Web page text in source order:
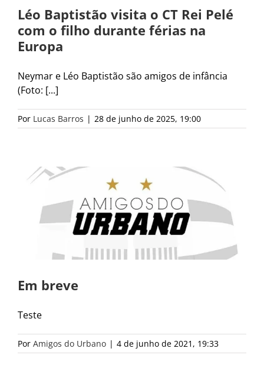
Léo Baptistão visita o CT Rei Pelé
com o filho durante férias na
Europa
Neymar e Léo Baptistão são amigos de infância
(Foto: [...]
Por Lucas Barros | 28 de junho de 2025, 19:00
Em breve
Teste
Por Amigos do Urbano | 4 de junho de 2021, 19:33